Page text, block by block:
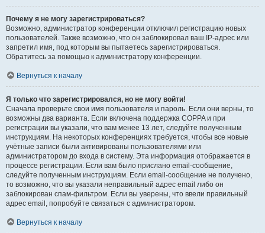
Почему я не могу зарегистрироваться?
Возможно, администратор конференции отключил регистрацию новых
пользователей. Также возможно, что он заблокировал ваш IP-адрес или
запретил имя, под которым вы пытаетесь зарегистрироваться.
Обратитесь за помощью к администратору конференции.
Вернуться к началу
Я только что зарегистрировался, но не могу войти!
Сначала проверьте свои имя пользователя и пароль. Если они верны, то
возможны два варианта. Если включена поддержка COPPA и при
регистрации вы указали, что вам менее 13 лет, следуйте полученным
инструкциям. На некоторых конференциях требуется, чтобы все новые
учётные записи были активированы пользователями или
администратором до входа в систему. Эта информация отображается в
процессе регистрации. Если вам было прислано email-сообщение,
следуйте полученным инструкциям. Если email-сообщение не получено,
то возможно, что вы указали неправильный адрес email либо он
заблокирован спам-фильтром. Если вы уверены, что ввели правильный
адрес email, попробуйте связаться с администратором.
Вернуться к началу